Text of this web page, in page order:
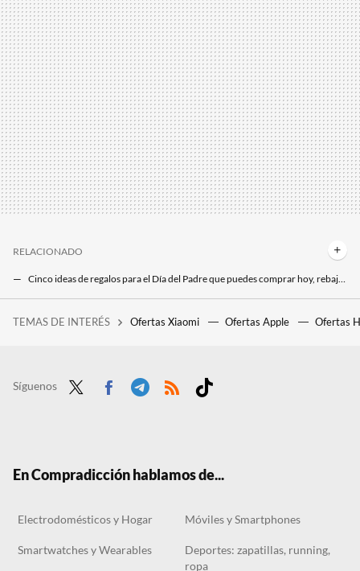
RELACIONADO
Cinco ideas de regalos para el Día del Padre que puedes comprar hoy, rebajados, en Miravia
TEMAS DE INTERÉS Ofertas Xiaomi Ofertas Apple Ofertas
Síguenos
En Compradicción hablamos de...
Electrodomésticos y Hogar Móviles y Smartphones
Smartwatches y Wearables
Deportes: zapatillas, running,
ropa